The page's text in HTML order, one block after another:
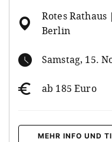
Rotes Rathaus
Berlin
Samstag, 15.
ab 185 Euro
MEHR INFO UND